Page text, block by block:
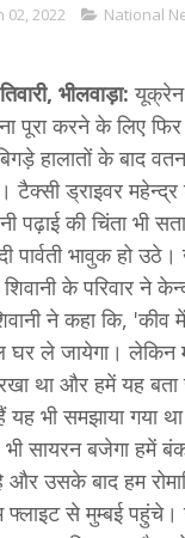
02, 2022 National
भीलवाड़ा: यूक्रेन
पूरा करने के लिए
हालातों के बाद
टैक्सी ड्राइवर
पढ़ाई की चिंता भी
पार्वती भावुक हो
के परिवार ने
ने कहा कि,
ले जायेगा। लेकिन
था और हमें यह
भी समझाया गया
सायरन बजेगा हमें
उसके बाद हम
से मुम्‍बई पहुंचे।